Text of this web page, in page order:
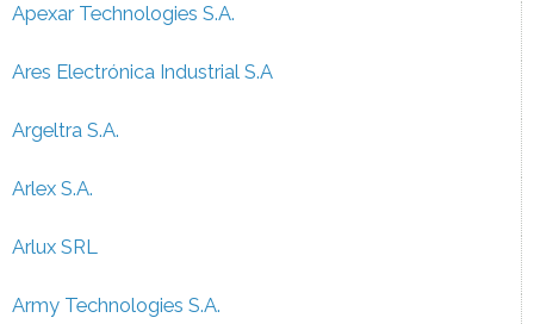
Apexar Technologies S.A.
Ares Electrónica Industrial S.A
Argeltra S.A.
Arlex S.A.
Arlux SRL
Army Technologies S.A.